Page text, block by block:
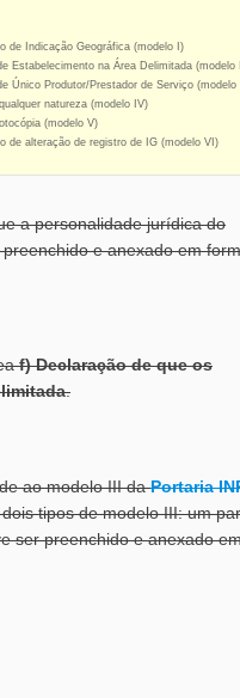
de Indicação Geográfica (modelo I)
Estabelecimento na Área Delimitada (modelo
Único Produtor/Prestador de Serviço (modelo
natureza (modelo IV)
(modelo V)
de alteração de registro de IG (modelo VI)
a personalidade jurídica do
e anexado em
f) Declaração de que os
.
ao modelo III daPortaria
tipos de modelo III: um
ser preenchido e anexado